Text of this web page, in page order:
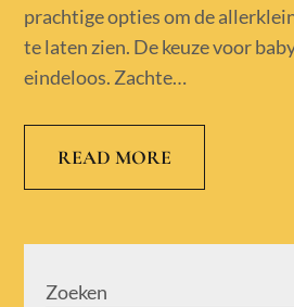
prachtige opties om de
te laten zien. De keuze voor
eindeloos. Zachte…
READ MORE
Zoeken